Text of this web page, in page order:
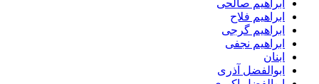
ابراهیم صالحی
ابراهیم فلاح
ابراهیم گرجی
ابراهیم نجفی
ابنان
ابوالفضل آذری